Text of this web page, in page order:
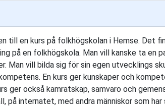
till en kurs på folkhögskolan i Hemse. Det
på en folkhögskola. Man vill kanske ta en
Man vill bilda sig för sin egen utvecklings
En kurs ger kunskaper och
ger också kamratskap, samvaro och
på internatet, med andra människor som